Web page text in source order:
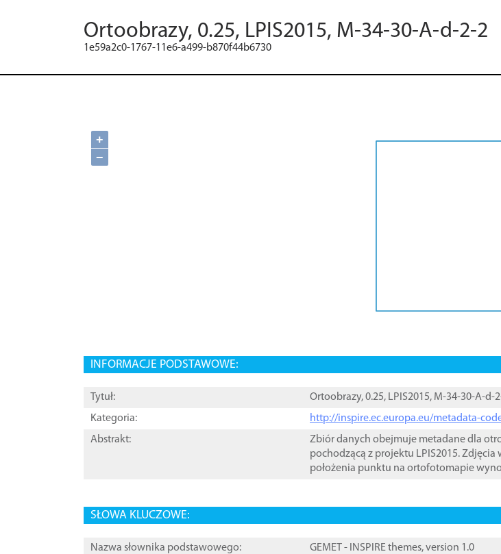
Ortoobrazy, 0.25, LPIS2015, M-34-30-A-d-2-2
1e59a2c0-1767-11e6-a499-b870f44b6730
+
−
INFORMACJE PODSTAWOWE:
Tytuł:
Ortoobrazy, 0.25, LPIS2015, M-34-30-A-d-
Kategoria:
http://inspire.ec.europa.eu/metadata-
Abstrakt:
Zbiór danych obejmuje metadane dla
pochodzącą z projektu LPIS2015. Zdjęcia
położenia punktu na ortofotomapie
SŁOWA KLUCZOWE:
Nazwa słownika podstawowego:
GEMET - INSPIRE themes, version 1.0